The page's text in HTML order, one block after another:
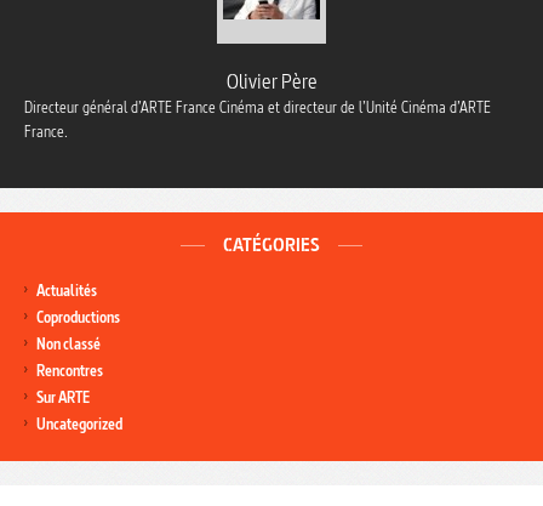
Olivier Père
Directeur général d’ARTE France Cinéma et directeur de l’Unité Cinéma d’ARTE
France.
CATÉGORIES
Actualités
Coproductions
Non classé
Rencontres
Sur ARTE
Uncategorized